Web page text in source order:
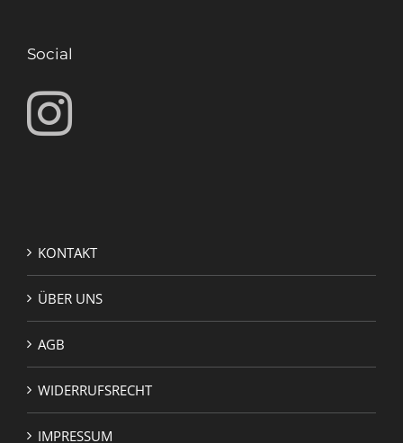
Social
KONTAKT
ÜBER UNS
AGB
WIDERRUFSRECHT
IMPRESSUM